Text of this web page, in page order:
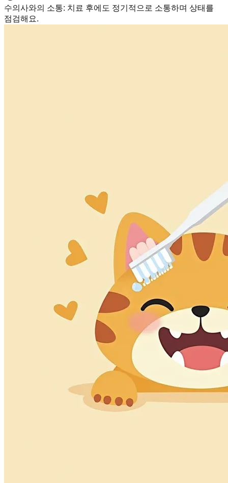
수의사와의 소통: 치료 후에도 정기적으로 소통하며 상태를
점검해요.